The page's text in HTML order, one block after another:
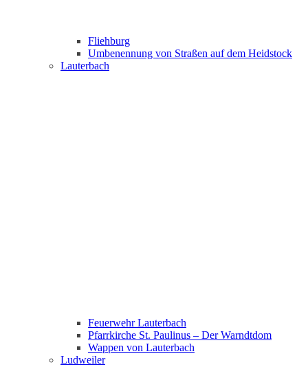
Fliehburg
Umbenennung von Straßen auf dem Heidstock
Lauterbach
Feuerwehr Lauterbach
Pfarrkirche St. Paulinus – Der Warndtdom
Wappen von Lauterbach
Ludweiler